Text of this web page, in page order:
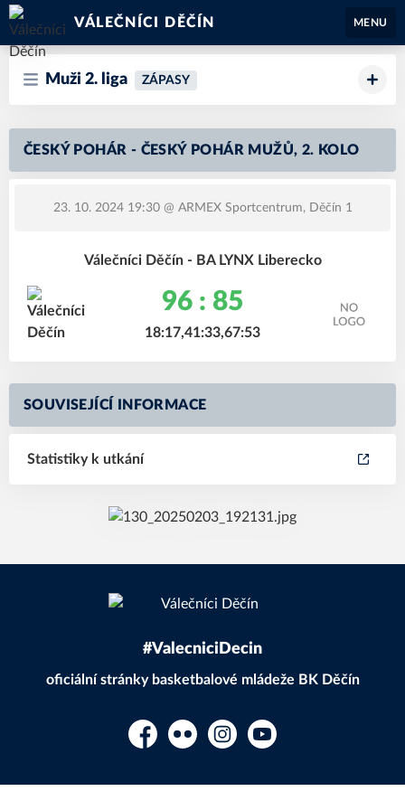
VÁLEČNÍCI DĚČÍN MENU
Muži 2. liga ZÁPASY
ČESKÝ POHÁR - ČESKÝ POHÁR MUŽŮ, 2. KOLO
23. 10. 2024 19:30@ ARMEX Sportcentrum, Děčín 1
Válečníci Děčín - BA LYNX Liberecko
96 : 85
18:17,41:33,67:53
SOUVISEJÍCÍ INFORMACE
Statistiky k utkání
#ValecniciDecin
oficiální stránky basketbalové mládeže BK Děčín
FacebookFlickr InstagramYouTube